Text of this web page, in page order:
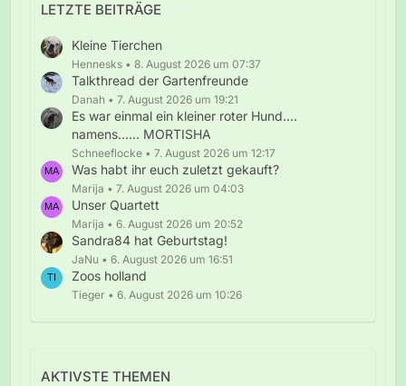
LETZTE BEITRÄGE
Kleine Tierchen
Hennesks 8. August 2026 um 07:37
Talkthread der Gartenfreunde
Danah 7. August 2026 um 19:21
Es war einmal ein kleiner roter Hund....
namens...... MORTISHA
Schneeflocke 7. August 2026 um 12:17
Was habt ihr euch zuletzt gekauft?
Marija 7. August 2026 um 04:03
Unser Quartett
Marija 6. August 2026 um 20:52
Sandra84 hat Geburtstag!
JaNu 6. August 2026 um 16:51
Zoos holland
Tieger 6. August 2026 um 10:26
AKTIVSTE THEMEN